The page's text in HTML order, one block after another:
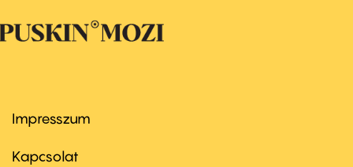
Footer
first
Impresszum
Kapcsolat